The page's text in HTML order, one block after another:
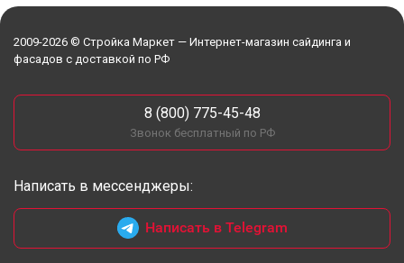
2009-2026 © Стройка Маркет — Интернет-магазин сайдинга и
фасадов с доставкой по РФ
8 (800) 775-45-48
Звонок бесплатный по РФ
Написать в мессенджеры:
Написать в Telegram